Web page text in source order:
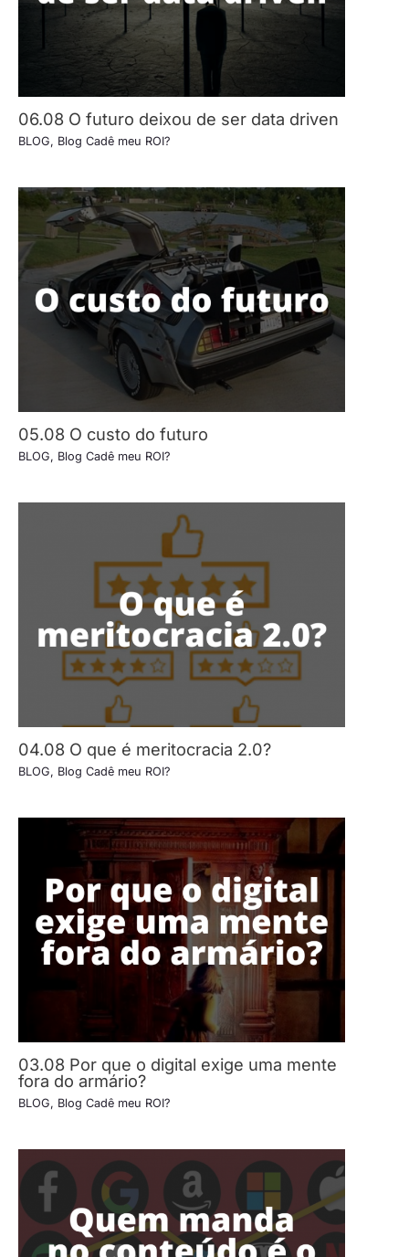
06.08 O futuro deixou de ser data driven
BLOG, Blog Cadê meu ROI?
05.08 O custo do futuro
BLOG, Blog Cadê meu ROI?
04.08 O que é meritocracia 2.0?
BLOG, Blog Cadê meu ROI?
03.08 Por que o digital exige uma mente
fora do armário?
BLOG, Blog Cadê meu ROI?